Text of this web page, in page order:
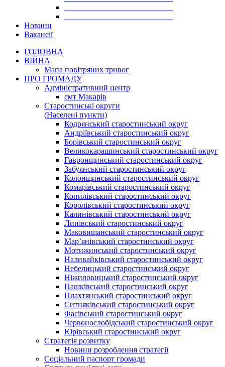
Новини
Вакансії
ГОЛОВНА
ВІЙНА
Мапа повітряних тривог
ПРО ГРОМАДУ
Aдміністративний центр
смт Макарів
Старостинські округи
(Населені пункти)
Кодрянський старостинський округ
Андріївський старостинський округ
Борівський старостинський округ
Великокарашинський старостинський округ
Гавронщинський старостинський округ
Забуянський старостинський округ
Колонщинський старостинський округ
Комарівський старостинський округ
Копилівський старостинський округ
Королівський старостинський округ
Калинівський старостинський округ
Липівський старостинський округ
Маковищанський старостинський округ
Мар’янівський старостинський округ
Мотижинський старостинський округ
Наливайківський старостинський округ
Небелицький старостинський округ
Ніжиловицький старостинський округ
Пашківський старостинський округ
Плахтянський старостинський округ
Ситняківський старостинський округ
Фасівський старостинський округ
Червонослобідський старостинський округ
Юрівський старостинський округ
Стратегія розвитку
Новини розроблення стратегії
Соціальний паспорт громади